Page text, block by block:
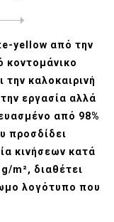
yellow από την
κοντομάνικο
την καλοκαιρινή
εργασία αλλά
από 98%
προσδίδει
κινήσεων κατά
m², διαθέτει
λογότυπο που